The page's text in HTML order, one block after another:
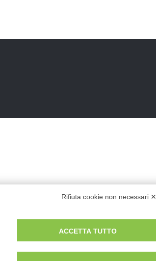
Rifiuta cookie non necessari ✕
ACCETTA TUTTO